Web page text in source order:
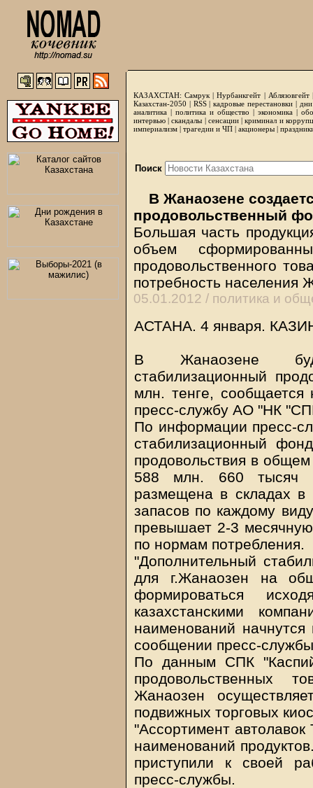
КАЗАХСТАН: Самрук |Нурбанкгейт | Аблязовгейт
Казахстан-2050 | RSS|кадровые перестановки|
аналитика | политика и общество | экономика |
интервью |скандалы | сенсации|криминал и
империализм | трагедии и ЧП | акционеры |
Поиск
В Жанаозене
продовольственный
Большая часть
объем
продовольственного
потребность населения
05.01.2012 / политика и
АСТАНА. 4 января.
В Жанаозене
стабилизационный
млн. тенге,
пресс-службу АО "НК
По информации пресс-
стабилизационный
продовольствия в
588 млн. 660 тысяч
размещена в складах в
запасов по каждому
превышает 2-3
по нормам потребления.
"Дополнительный
для г.Жанаозен на
формироваться
казахстанскими
наименований
сообщении пресс-
По данным СПК
продовольственных
Жанаозен
подвижных торговых
"Ассортимент
наименований
приступили к своей
пресс-службы.